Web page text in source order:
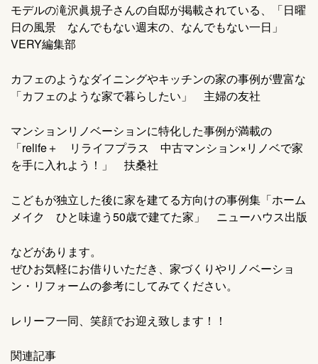
モデルの滝沢眞規子さんの自邸が掲載されている、「日曜
日の風景 なんでもない週末の、なんでもない一日」
VERY編集部
カフェのようなダイニングやキッチンの家の事例が豊富な
「カフェのような家で暮らしたい」 主婦の友社
マンションリノベーションに特化した事例が満載の
「relife＋ リライフプラス 中古マンション×リノベで家
を手に入れよう！」 扶桑社
こどもが独立した後に家を建てる方向けの事例集「ホーム
メイク ひと味違う50歳で建てた家」 ニューハウス出版
などがあります。
ぜひお気軽にお借りいただき、家づくりやリノベーショ
ン・リフォームの参考にしてみてください。
レリーフ一同、笑顔でお迎え致します！！
関連記事